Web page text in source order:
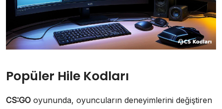
Popüler Hile Kodları
CS:GO oyununda, oyuncuların deneyimlerini değiştiren